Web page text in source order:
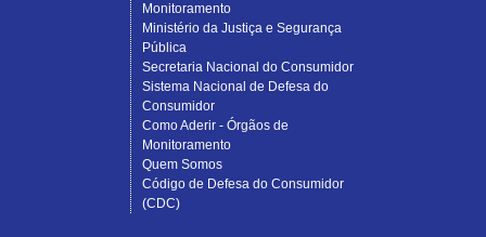
Monitoramento
Ministério da Justiça e Segurança
Pública
Secretaria Nacional do Consumidor
Sistema Nacional de Defesa do
Consumidor
Como Aderir - Órgãos de
Monitoramento
Quem Somos
Código de Defesa do Consumidor
(CDC)